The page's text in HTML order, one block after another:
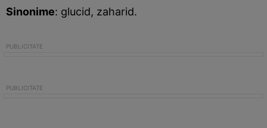
Sinonime: glucid, zaharid.